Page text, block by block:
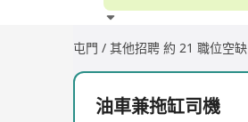
屯門 / 其他招聘 約 21 職位空缺
油車兼拖缸司機